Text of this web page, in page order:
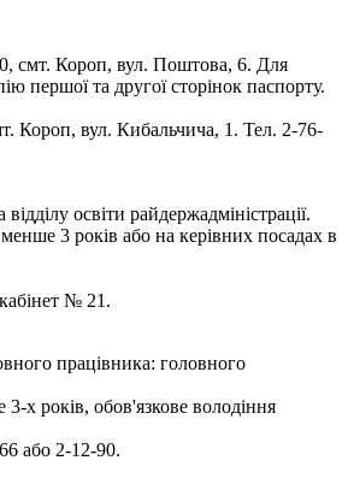
смт. Короп, вул. Поштова, 6. Для
першої та другої сторінок паспорту.
Короп, вул. Кибальчича, 1. Тел. 2-76-
освіти райдержадміністрації.
3 років або на керівних посадах в
№ 21.
працівника: головного
х років, обов'язкове володіння
або 2-12-90.